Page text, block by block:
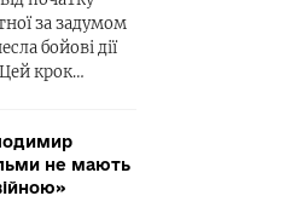
за задумом
бойові дії
крок…
не мають